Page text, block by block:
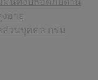
อายุ
ส่วนบุคคล กรม